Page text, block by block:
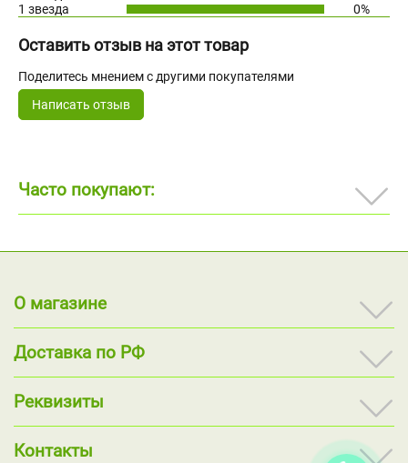
1 звезда
0%
Оставить отзыв на этот товар
Поделитесь мнением с другими покупателями
Написать отзыв
Часто покупают:
О магазине
Доставка по РФ
Реквизиты
Контакты